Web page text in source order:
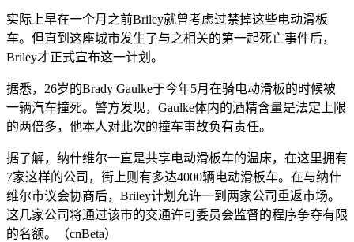
实际上早在一个月之前Briley就曾考虑过禁掉这些电动滑板
车。但直到这座城市发生了与之相关的第一起死亡事件后，
Briley才正式宣布这一计划。
据悉，26岁的Brady Gaulke于今年5月在骑电动滑板的时候被
一辆汽车撞死。警方发现，Gaulke体内的酒精含量是法定上限
的两倍多，他本人对此次的撞车事故负有责任。
据了解，纳什维尔一直是共享电动滑板车的温床，在这里拥有
7家这样的公司，街上则有多达4000辆电动滑板车。在与纳什
维尔市议会协商后，Briley计划允许一到两家公司重返市场。
这几家公司将通过该市的交通许可委员会监督的程序争夺有限
的名额。（cnBeta）